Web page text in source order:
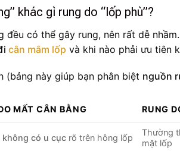
khác gì rung do “lốp phù”?
đều có thể gây rung, nên rất dễ
cân mâm lốp và khi nào phải ưu tiên
(bảng này giúp bạn phân biệt nguồn
MẤT CÂN BẰNG RUNG
không có u cục rõ trên hông lốp
Thường
mặt lốp